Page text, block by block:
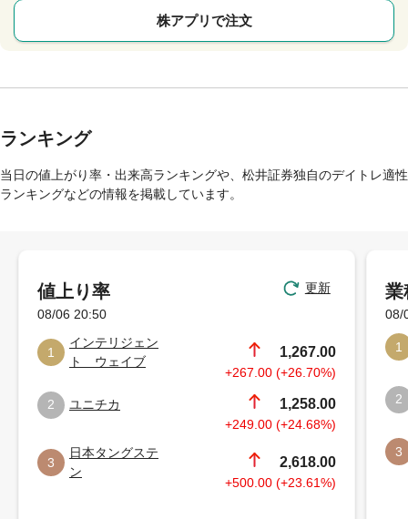
株アプリで注文
ランキング
当日の値上がり率・出来高ランキングや、松井証券独自のデイトレ適性
ランキングなどの情報を掲載しています。